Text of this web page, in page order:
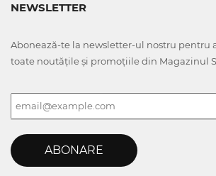
NEWSLETTER
Abonează-te la newsletter-ul nostru pentru
toate noutățile și promoțiile din Magazinul
ABONARE